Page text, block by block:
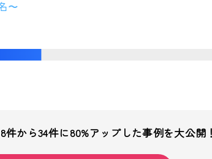
〜
件から34件に80%アップした事例を大公開